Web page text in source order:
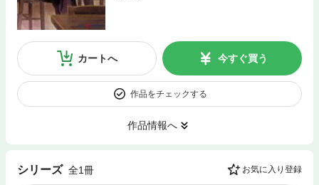
カートへ 今すぐ買う
作品をチェックする
作品情報へ
シリーズ 全1冊 お気に入り登録